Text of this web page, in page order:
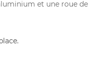
et une roue de